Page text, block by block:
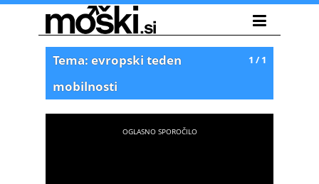
1 / 1
Tema: evropski teden
mobilnosti